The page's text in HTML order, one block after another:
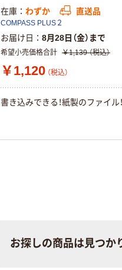
在庫 わずか 直送品
COMPASS PLUS２
お届け日 8月28日（金）まで
希望小売価格合計 ￥1,139 （税込）
￥1,120 （税込）
書き込みできる！紙製のファイル！
お探しの商品は見つか
本気プライス
ミー+
￥149~